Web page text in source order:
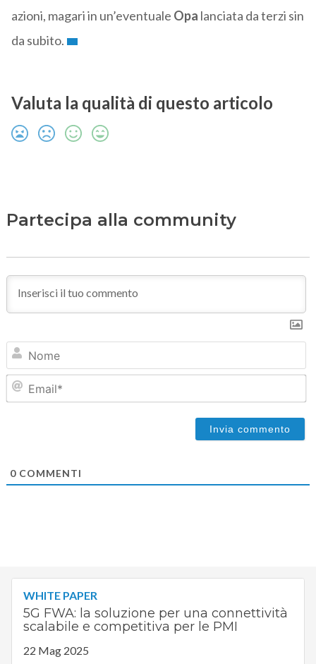
azioni, magari in un’eventuale Opa lanciata da terzi sin
da subito.
Valuta la qualità di questo articolo
Partecipa alla community
0COMMENTI
WHITE PAPER
5G FWA: la soluzione per una connettività
scalabile e competitiva per le PMI
22 Mag 2025